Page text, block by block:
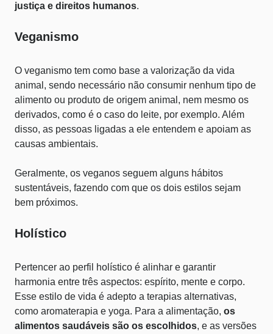
justiça e direitos humanos.
Veganismo
O veganismo tem como base a valorização da vida
animal, sendo necessário não consumir nenhum tipo de
alimento ou produto de origem animal, nem mesmo os
derivados, como é o caso do leite, por exemplo. Além
disso, as pessoas ligadas a ele entendem e apoiam as
causas ambientais.
Geralmente, os veganos seguem alguns hábitos
sustentáveis, fazendo com que os dois estilos sejam
bem próximos.
Holístico
Pertencer ao perfil holístico é alinhar e garantir
harmonia entre três aspectos: espírito, mente e corpo.
Esse estilo de vida é adepto a terapias alternativas,
como aromaterapia e yoga. Para a alimentação, os
alimentos saudáveis são os escolhidos, e as versões